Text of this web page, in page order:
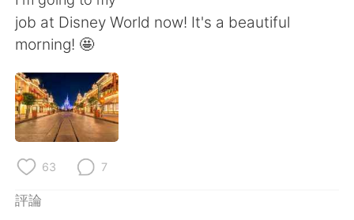
English 简体中文
Español
Français
Русский
job at Disney World now! It's a beautiful
morning! 🤩
63 7
評論